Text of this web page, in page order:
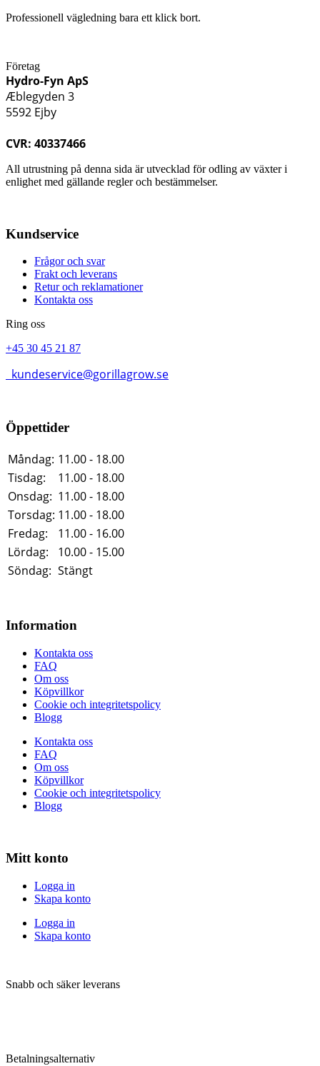
Professionell vägledning bara ett klick bort.
Företag
Hydro-Fyn ApS
Æblegyden 3
5592 Ejby
CVR: 40337466
All utrustning på denna sida är utvecklad för odling av växter i
enlighet med gällande regler och bestämmelser.
Kundservice
Frågor och svar
Frakt och leverans
Retur och reklamationer
Kontakta oss
Ring oss
+45 30 45 21 87
kundeservice@gorillagrow.se
Öppettider
Måndag: 11.00 - 18.00
Tisdag:
11.00 - 18.00
Onsdag: 11.00 - 18.00
Torsdag: 11.00 - 18.00
Fredag:
11.00 - 16.00
Lördag:
10.00 - 15.00
Söndag: Stängt
Information
Kontakta oss
FAQ
Om oss
Köpvillkor
Cookie och integritetspolicy
Blogg
Kontakta oss
FAQ
Om oss
Köpvillkor
Cookie och integritetspolicy
Blogg
Mitt konto
Logga in
Skapa konto
Logga in
Skapa konto
Snabb och säker leverans
Betalningsalternativ